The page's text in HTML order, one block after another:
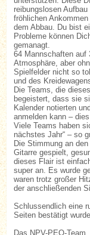
reibungslosen
fröhlichen
dem Abbau. Du bist
Probleme können
gemanagt.
64 Mannschaften auf
Atmosphäre, aber
Spielfelder nicht so
und des
Die Teams, die
begeistert, dass sie
Kalender notierten
anmelden kann –
Viele Teams haben
nächstes Jahr“ – so
Die Stimmung an
Gitarre gespielt,
dieses Flair ist
super an. Es wurde
waren trotz großer
der anschließenden
Schlussendlich eine
Seiten bestätigt
Das NPV-PEO-Team